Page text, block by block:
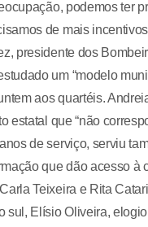
podemos ter
de mais
presidente dos
um “modelo
aos quartéis.
estatal que “não
de serviço, serviu
que dão acesso à
Teixeira e Rita
Elísio Oliveira,